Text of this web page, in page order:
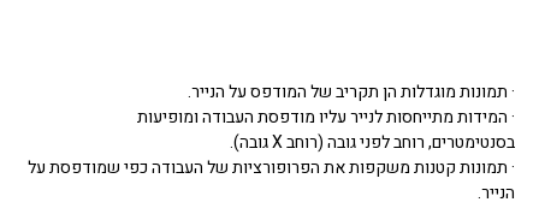
· תמונות מוגדלות הן תקריב של המודפס על הנייר.
· המידות מתייחסות לנייר עליו מודפסת העבודה ומופיעות
בסנטימטרים, רוחב לפני גובה (רוחב X גובה).
· תמונות קטנות משקפות את הפרופורציות של העבודה כפי שמודפסת על
הנייר.